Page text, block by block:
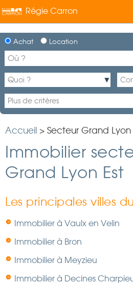
Régie Carron
Achat Location
Accueil > Secteur Grand Lyon
Immobilier
Grand Lyon Est
Les principales villes
Immobilier à Vaulx en Velin
Immobilier à Bron
Immobilier à Meyzieu
Immobilier à Decines